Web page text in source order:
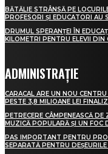
BĂTĂLIE STRÂNSĂ PE
PROFESORI ȘI EDUCATORI AU
DRUMUL SPERANȚEI ÎN
KILOMETRI PENTRU ELEVII DIN
ADMINISTRAȚIE
CARACAL ARE UN NOU
PESTE 3,8 MILIOANE LEI
PETRECERE CÂMPENEASCĂ DE
MUZICĂ POPULARĂ ȘI UN FOC
PAS IMPORTANT PENTRU
SEPARATĂ PENTRU